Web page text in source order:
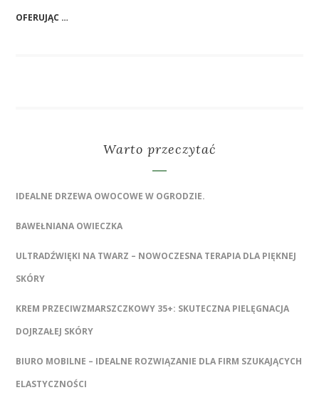
OFERUJĄC …
Warto przeczytać
IDEALNE DRZEWA OWOCOWE W OGRODZIE.
BAWEŁNIANA OWIECZKA
ULTRADŹWIĘKI NA TWARZ – NOWOCZESNA TERAPIA DLA PIĘKNEJ
SKÓRY
KREM PRZECIWZMARSZCZKOWY 35+: SKUTECZNA PIELĘGNACJA
DOJRZAŁEJ SKÓRY
BIURO MOBILNE – IDEALNE ROZWIĄZANIE DLA FIRM SZUKAJĄCYCH
ELASTYCZNOŚCI